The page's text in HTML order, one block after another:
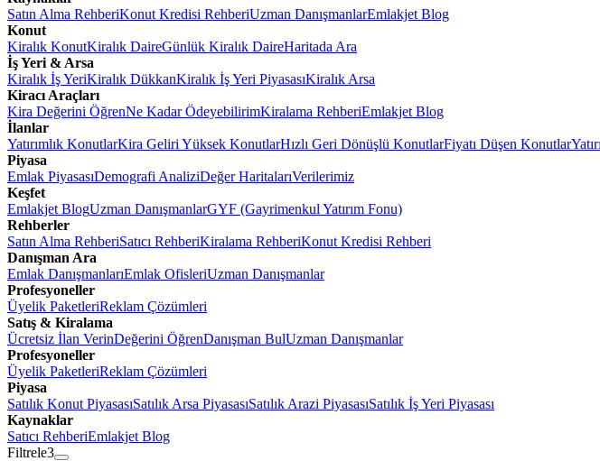
Satın Alma RehberiKonut Kredisi RehberiUzman DanışmanlarEmlakjet Blog
Konut
Kiralık KonutKiralık DaireGünlük Kiralık DaireHaritada Ara
İş Yeri & Arsa
Kiralık İş YeriKiralık DükkanKiralık İş Yeri PiyasasıKiralık Arsa
Kiracı Araçları
Kira Değerini ÖğrenNe Kadar ÖdeyebilirimKiralama RehberiEmlakjet Blog
İlanlar
Yatırımlık KonutlarKira Geliri Yüksek KonutlarHızlı Geri Dönüşlü KonutlarFiyatı Düşen Konutlar
Piyasa
Emlak PiyasasıDemografi AnaliziDeğer HaritalarıVerilerimiz
Keşfet
Emlakjet BlogUzman DanışmanlarGYF (Gayrimenkul Yatırım Fonu)
Rehberler
Satın Alma RehberiSatıcı RehberiKiralama RehberiKonut Kredisi Rehberi
Danışman Ara
Emlak DanışmanlarıEmlak OfisleriUzman Danışmanlar
Profesyoneller
Üyelik PaketleriReklam Çözümleri
Satış & Kiralama
Ücretsiz İlan VerinDeğerini ÖğrenDanışman BulUzman Danışmanlar
Profesyoneller
Üyelik PaketleriReklam Çözümleri
Piyasa
Satılık Konut PiyasasıSatılık Arsa PiyasasıSatılık Arazi PiyasasıSatılık İş Yeri Piyasası
Kaynaklar
Satıcı RehberiEmlakjet Blog
Filtrele3